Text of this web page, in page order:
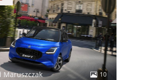
Maruszczak 10